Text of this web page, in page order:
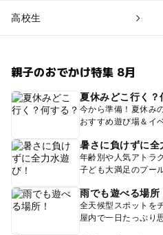
高校生
親子のおでかけ特集 8月
夏休みどこ行く？
今から準備！夏休み
おすすめ遊び場＆イ
暑さに負けずに全
年齢別や人気アトラ
子ども大満足のプー
雨でも遊べる場所
全天候型スポットを
屋内で一日たっぷり